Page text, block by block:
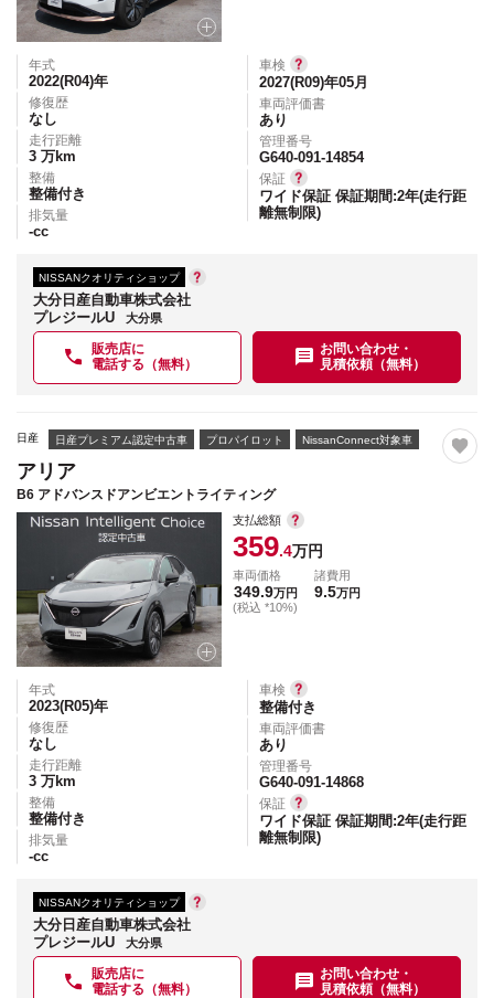
年式
2022(R04)年
修復歴
なし
走行距離
3 万km
整備
整備付き
排気量
-cc
車検
2027(R09)年05月
車両評価書
あり
管理番号
G640-091-14854
保証
ワイド保証 保証期間:2年(走行距
離無制限)
NISSANクオリティショップ
大分日産自動車株式会社
プレジールU
大分県
販売店に
電話する（無料）
お問い合わせ・
見積依頼（無料）
日産 日産プレミアム認定中古車 プロパイロット NissanConnect対象車
アリア
B6 アドバンスドアンビエントライティング
支払総額
359.4万円
車両価格
349.9万円
(税込 *10%)
諸費用
9.5万円
年式
2023(R05)年
修復歴
なし
走行距離
3 万km
整備
整備付き
排気量
-cc
車検
整備付き
車両評価書
あり
管理番号
G640-091-14868
保証
ワイド保証 保証期間:2年(走行距
離無制限)
NISSANクオリティショップ
大分日産自動車株式会社
プレジールU
大分県
販売店に
電話する（無料）
お問い合わせ・
見積依頼（無料）